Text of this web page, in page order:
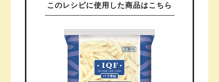
このレシピに使用した商品はこちら